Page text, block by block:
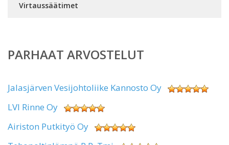
Virtaussäätimet
PARHAAT ARVOSTELUT
Jalasjärven Vesijohtoliike Kannosto Oy
LVI Rinne Oy
Airiston Putkityö Oy